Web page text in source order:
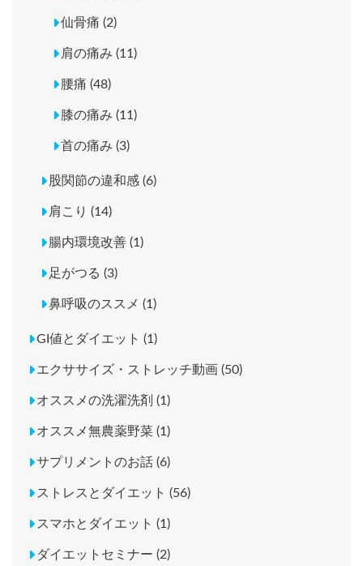
仙骨痛 (2)
肩の痛み (11)
腰痛 (48)
膝の痛み (11)
首の痛み (3)
股関節の違和感 (6)
肩こり (14)
腸内環境改善 (1)
足がつる (3)
鼻呼吸のススメ (1)
GI値とダイエット (1)
エクササイズ・ストレッチ動画 (50)
オススメの洗濯洗剤 (1)
オススメ無農薬野菜 (1)
サプリメントのお話 (6)
ストレスとダイエット (56)
スマホとダイエット (1)
ダイエットセミナー (2)